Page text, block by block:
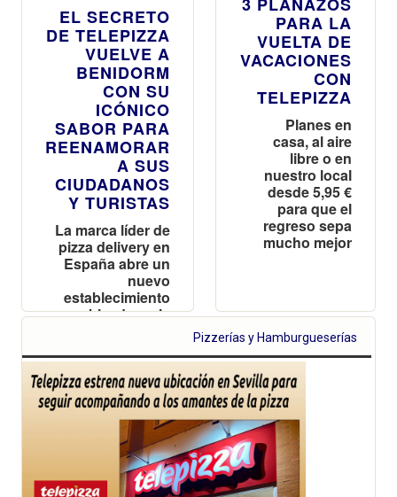
EL SECRETO
DE TELEPIZZA
VUELVE A
BENIDORM
CON SU
ICÓNICO
SABOR PARA
REENAMORAR
A SUS
CIUDADANOS
Y TURISTAS
La marca líder de
pizza delivery en
España abre un
nuevo
establecimiento
ubicado en la
Benidorm en el
que dará empleo
a casi una
veintena de
personas
PARA LA
VUELTA DE
VACACIONES
CON
TELEPIZZA
Planes en
casa, al aire
libre o en
nuestro local
desde 5,95 €
para que el
regreso sepa
mucho mejor
Pizzerías y Hamburgueserías